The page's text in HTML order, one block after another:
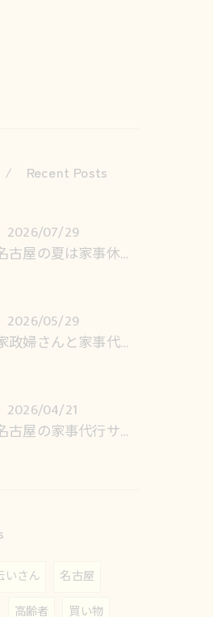
Recent Posts
2026/07/29
名古屋の夏は家事休みで快適に
2026/05/29
家政婦さんと家事代行、どっちがベスト？
2026/04/21
名古屋の家事代行サービス、何から頼めばいいかわからない方へ
いさん
名古屋
高齢者 買い物